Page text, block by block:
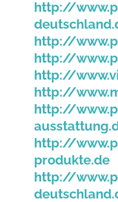
http://
http://
http://
http://
http://
http://
http://
produkte.de
http://